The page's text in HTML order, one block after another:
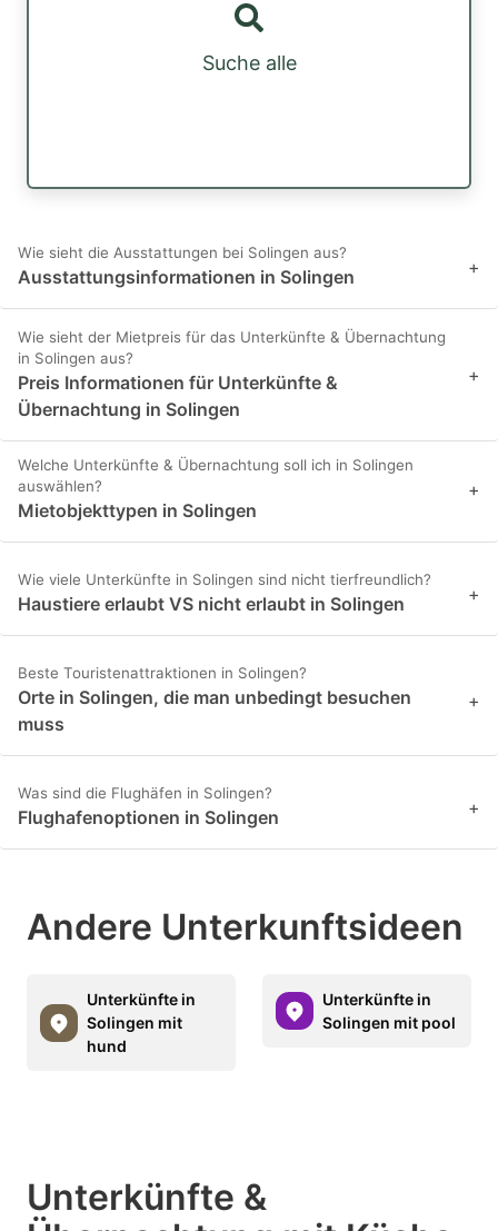
Suche alle
Wie sieht die Ausstattungen bei Solingen aus?
Ausstattungsinformationen in Solingen +
Wie sieht der Mietpreis für das Unterkünfte & Übernachtung
in Solingen aus?
Preis Informationen für Unterkünfte &
Übernachtung in Solingen
+
Welche Unterkünfte & Übernachtung soll ich in Solingen
auswählen?
Mietobjekttypen in Solingen
+
Wie viele Unterkünfte in Solingen sind nicht tierfreundlich?
Haustiere erlaubt VS nicht erlaubt in Solingen +
Beste Touristenattraktionen in Solingen?
Orte in Solingen, die man unbedingt besuchen
muss
+
Was sind die Flughäfen in Solingen?
Flughafenoptionen in Solingen +
Andere Unterkunftsideen
Unterkünfte in
Solingen mit
hund
Unterkünfte in
Solingen mit pool
Unterkünfte &